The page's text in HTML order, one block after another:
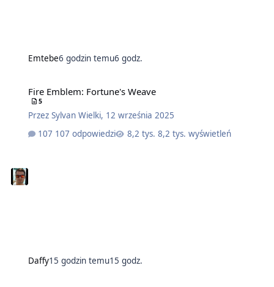
Emtebe6 godzin temu6 godz.
Fire Emblem: Fortune's Weave
5
Przez Sylvan Wielki, 12 września 2025
107 odpowiedzi
8,2 tys. wyświetleń
Daffy15 godzin temu15 godz.